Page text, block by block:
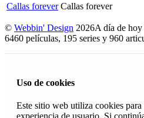
Callas forever Callas forever
© Webbin' Design 2026A día de
6460 películas, 195 series y 960
Uso de cookies
Este sitio web utiliza cookies